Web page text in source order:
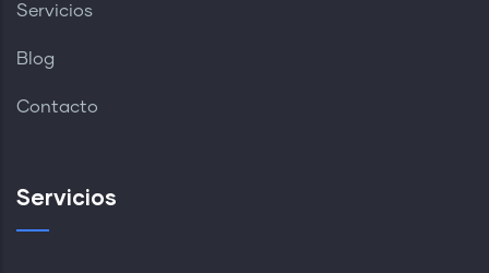
Servicios
Blog
Contacto
Servicios